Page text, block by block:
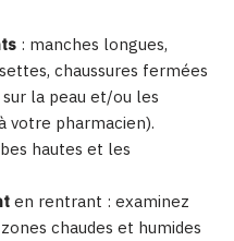
: manches longues,
chaussures fermées
sur la peau et/ou les
votre pharmacien).
hautes et les
en rentrant : examinez
chaudes et humides